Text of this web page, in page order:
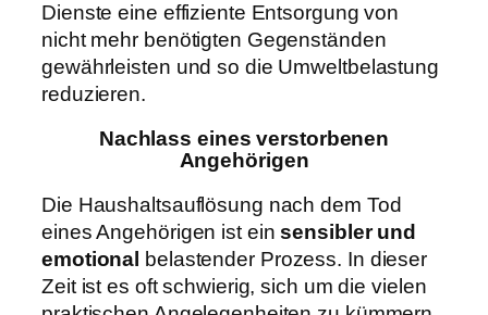
Dienste eine effiziente Entsorgung von
nicht mehr benötigten Gegenständen
gewährleisten und so die Umweltbelastung
reduzieren.
Nachlass eines verstorbenen
Angehörigen
Die Haushaltsauflösung nach dem Tod
eines Angehörigen ist einsensibler und
emotional belastender Prozess. In dieser
Zeit ist es oft schwierig, sich um die vielen